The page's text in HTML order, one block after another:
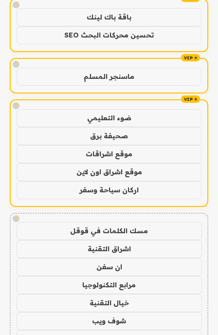
!
باقة باك لينك
تحسين محركات البحث SEO
!
ماسنجر المسلم
!
ضوء التعليمي
صحيفة برق
موقع اشراقات
موقع اشراق اون لاين
اركان سياحة وسفر
!
مسك الكلمات في قوقل
اشراق التقنية
ان سفن
مرابع التكنولوجيا
خيال التقنية
شوف ويب